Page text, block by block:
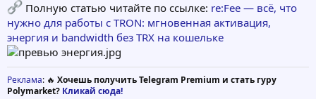
Полную статью читайте по ссылке: re:Fee — всё, что
нужно для работы с TRON: мгновенная активация,
энергия и bandwidth без TRX на кошельке
Реклама: 🔥 Хочешь получить Telegram Premium и стать гуру
Polymarket? Кликай сюда!